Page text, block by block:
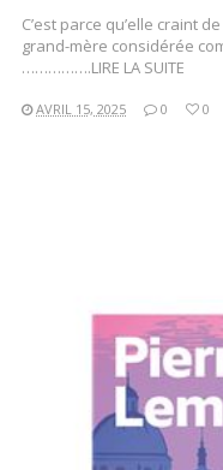
C’est parce qu’elle craint
grand-mère considérée
…………….LIRE LA SUITE
AVRIL 15, 2025 0 0